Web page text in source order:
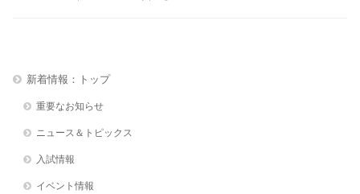
新着情報：トップ
重要なお知らせ
ニュース＆トピックス
入試情報
イベント情報